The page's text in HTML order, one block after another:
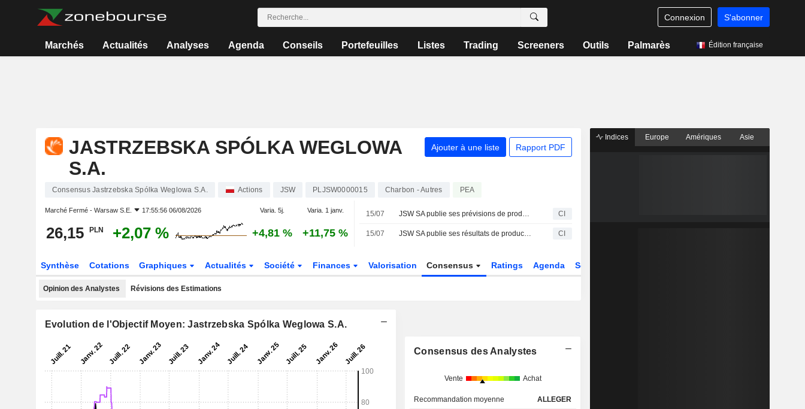
Connexion S'abonner
Marchés Actualités Analyses Agenda Conseils Portefeuilles Listes Trading Screeners Outils Palmarès Édition française
JASTRZEBSKA SPÓLKA WEGLOWA
S.A.
Ajouter à une liste Rapport PDF
Consensus Jastrzebska Spólka Weglowa S.A. Actions JSW PLJSW0000015 Charbon - Autres PEA
Marché Fermé - Warsaw S.E. 17:55:56 06/08/2026 Varia. 5j. Varia. 1 janv.
26,15 PLN +2,07 % +4,81 % +11,75 %
15/07 JSW SA publie ses prévisions de production pour l'exercice 2026 CI
15/07 JSW SA publie ses résultats de production pour le deuxième trimestre et le premier semestre 2026 CI
Synthèse Cotations Graphiques Actualités Société Finances Valorisation Consensus Ratings Agenda Secteur
Opinion des Analystes Révisions des Estimations
Evolution de l'Objectif Moyen: Jastrzebska Spólka Weglowa S.A.
Consensus des Analystes
Vente Achat
Recommandation moyenne ALLEGER
Indices Europe Amériques Asie